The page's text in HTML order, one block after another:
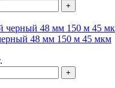
48 мм 150 м 45 мкм